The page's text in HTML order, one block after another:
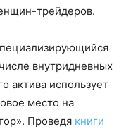
трейдеров.
внутридневных
актива использует
место на
Проведя книги